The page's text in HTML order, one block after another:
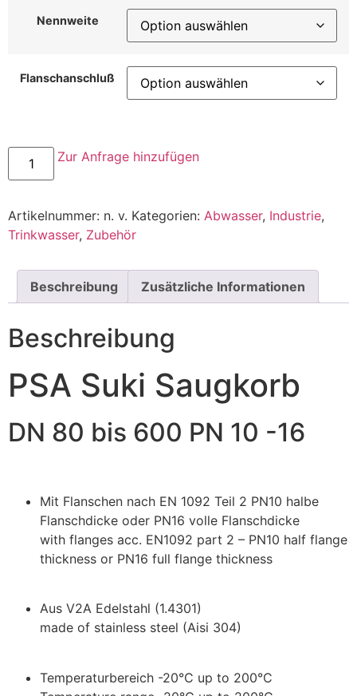
Nennweite
Flanschanschluß
Zur Anfrage hinzufügen
Artikelnummer: n. v. Kategorien: Abwasser, Industrie,
Trinkwasser, Zubehör
Beschreibung Zusätzliche Informationen
Beschreibung
PSA Suki Saugkorb
DN 80 bis 600 PN 10 -16
Mit Flanschen nach EN 1092 Teil 2 PN10 halbe
Flanschdicke oder PN16 volle Flanschdicke
with flanges acc. EN1092 part 2 – PN10 half flange
thickness or PN16 full flange thickness
Aus V2A Edelstahl (1.4301)
made of stainless steel (Aisi 304)
Temperaturbereich -20°C up to 200°C